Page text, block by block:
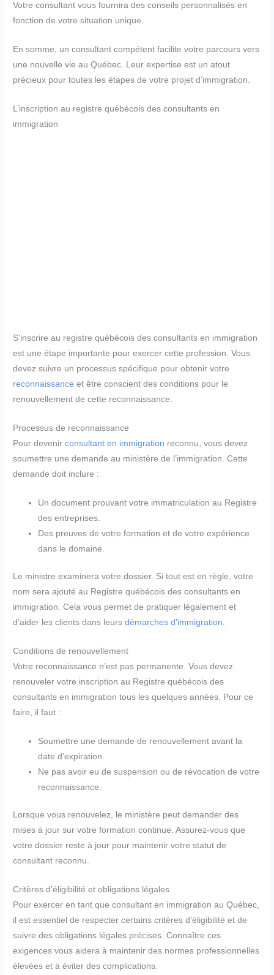
Votre consultant vous fournira des conseils personnalisés en
fonction de votre situation unique.
En somme, un consultant compétent facilite votre parcours vers
une nouvelle vie au Québec. Leur expertise est un atout
précieux pour toutes les étapes de votre projet d’immigration.
L’inscription au registre québécois des consultants en
immigration
S’inscrire au registre québécois des consultants en immigration
est une étape importante pour exercer cette profession. Vous
devez suivre un processus spécifique pour obtenir votre
reconnaissance et être conscient des conditions pour le
renouvellement de cette reconnaissance.
Processus de reconnaissance
Pour devenirconsultant en immigration reconnu, vous devez
soumettre une demande au ministère de l’immigration. Cette
demande doit inclure :
Un document prouvant votre immatriculation au Registre
des entreprises.
Des preuves de votre formation et de votre expérience
dans le domaine.
Le ministre examinera votre dossier. Si tout est en règle, votre
nom sera ajouté au Registre québécois des consultants en
immigration. Cela vous permet de pratiquer légalement et
d’aider les clients dans leursdémarches d’immigration.
Conditions de renouvellement
Votre reconnaissance n’est pas permanente. Vous devez
renouveler votre inscription au Registre québécois des
consultants en immigration tous les quelques années. Pour ce
faire, il faut :
Soumettre une demande de renouvellement avant la
date d’expiration.
Ne pas avoir eu de suspension ou de révocation de votre
reconnaissance.
Lorsque vous renouvelez, le ministère peut demander des
mises à jour sur votre formation continue. Assurez-vous que
votre dossier reste à jour pour maintenir votre statut de
consultant reconnu.
Critères d’éligibilité et obligations légales
Pour exercer en tant que consultant en immigration au Québec,
il est essentiel de respecter certains critères d’éligibilité et de
suivre des obligations légales précises. Connaître ces
exigences vous aidera à maintenir des normes professionnelles
élevées et à éviter des complications.